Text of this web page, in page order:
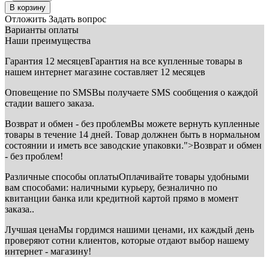
В корзину
Отложить Задать вопрос
Варианты оплаты
Наши преимущества
Гарантия 12 месяцевГарантия на все купленные товары в
нашем интернет магазине составляет 12 месяцев
Оповещение по SMSВы получаете SMS сообщения о каждой
стадии вашего заказа.
Возврат и обмен - без проблемВы можете вернуть купленные
товары в течение 14 дней. Товар должнен быть в нормальном
состоянии и иметь все заводские упаковки.">Возврат и обмен
- без проблем!
Различные способы оплатыОплачивайте товары удобными
вам способами: наличными курьеру, безналично по
квитанции банка или кредитной картой прямо в момент
заказа..
Лучшая ценаМы гордимся нашими ценами, их каждый день
проверяют сотни клиентов, которые отдают выбор нашему
интернет - магазину!